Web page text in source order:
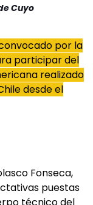
Cuyo
por la
participar del
realizado
desde el
Fonseca,
puestas